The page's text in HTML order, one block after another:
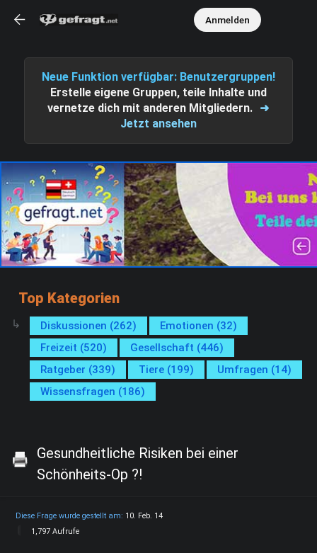
Neue Funktion verfügbar: Benutzergruppen!
Erstelle eigene Gruppen, teile Inhalte und
vernetze dich mit anderen Mitgliedern. ➜
Jetzt ansehen
Anmelden
Top Kategorien
Diskussionen (262)
Emotionen (32)
Freizeit (520)
Gesellschaft (446)
Ratgeber (339)
Tiere (199)
Umfragen (14)
Wissensfragen (186)
Gesundheitliche Risiken bei einer
Schönheits-Op ?!
Diese Frage wurde gestellt am: 10. Feb. 14
1,797 Aufrufe